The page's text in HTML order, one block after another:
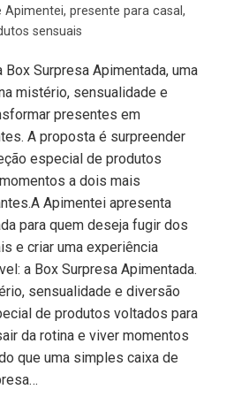
Apimentei, presente para casal,
sensuais
Surpresa Apimentada, uma
mistério, sensualidade e
presentes em
A proposta é surpreender
especial de produtos
a dois mais
Apimentei apresenta
para quem deseja fugir dos
e criar uma experiência
a Box Surpresa Apimentada.
sensualidade e diversão
de produtos voltados para
da rotina e viver momentos
que uma simples caixa de